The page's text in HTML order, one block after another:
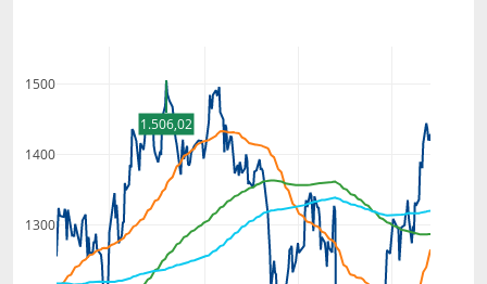
1300
1400
1500
1.506,02